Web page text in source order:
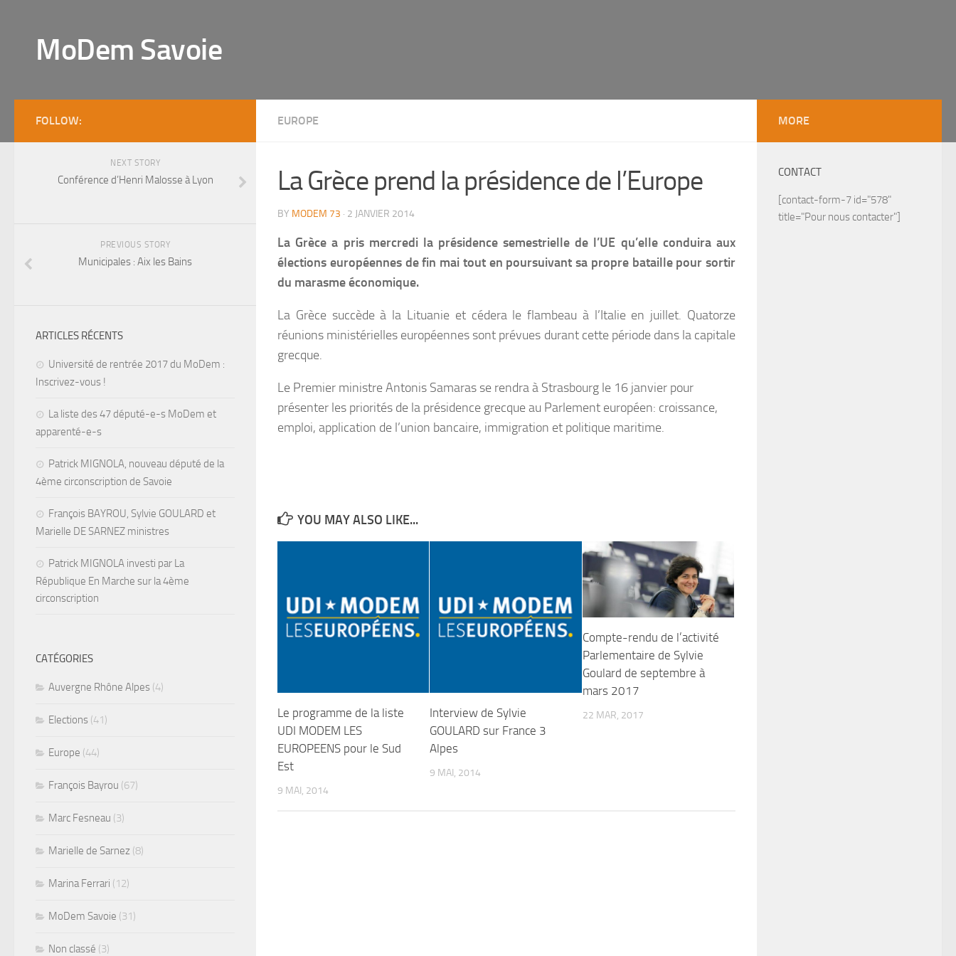
MoDem Savoie
EUROPE
La Grèce prend la présidence de l’Europe
BY MODEM 73 · 2 JANVIER 2014
La Grèce a pris mercredi la présidence semestrielle de l’UE qu’elle conduira aux
élections européennes de fin mai tout en poursuivant sa propre bataille pour sortir
du marasme économique.
La Grèce succède à la Lituanie et cédera le flambeau à l’Italie en juillet. Quatorze
réunions ministérielles européennes sont prévues durant cette période dans la capitale
grecque.
Le Premier ministre Antonis Samaras se rendra à Strasbourg le 16 janvier pour
présenter les priorités de la présidence grecque au Parlement européen: croissance,
emploi, application de l’union bancaire, immigration et politique maritime.
YOU MAY ALSO LIKE...
Le programme de la liste
UDI MODEM LES
EUROPEENS pour le Sud
Est
9 MAI, 2014
Interview de Sylvie
GOULARD sur France 3
Alpes
9 MAI, 2014
Compte-rendu de l’activité
Parlementaire de Sylvie
Goulard de septembre à
mars 2017
22 MAR, 2017
FOLLOW:
NEXT STORY
Conférence d’Henri Malosse à Lyon
PREVIOUS STORY
Municipales : Aix les Bains
ARTICLES RÉCENTS
Université de rentrée 2017 du MoDem :
Inscrivez-vous !
La liste des 47 député-e-s MoDem et
apparenté-e-s
Patrick MIGNOLA, nouveau député de la
4ème circonscription de Savoie
François BAYROU, Sylvie GOULARD et
Marielle DE SARNEZ ministres
Patrick MIGNOLA investi par La
République En Marche sur la 4ème
circonscription
CATÉGORIES
Auvergne Rhône Alpes (4)
Elections (41)
Europe (44)
François Bayrou (67)
Marc Fesneau (3)
Marielle de Sarnez (8)
Marina Ferrari (12)
MoDem Savoie (31)
Non classé (3)
MORE
CONTACT
[contact-form-7 id="578"
title="Pour nous contacter"]